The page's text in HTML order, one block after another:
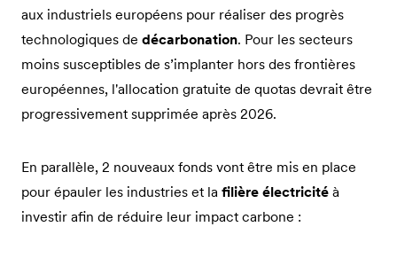
aux industriels européens pour réaliser des progrès
technologiques de décarbonation. Pour les secteurs
moins susceptibles de s’implanter hors des frontières
européennes, l'allocation gratuite de quotas devrait être
progressivement supprimée après 2026.
En parallèle, 2 nouveaux fonds vont être mis en place
pour épauler les industries et la filière électricité à
investir afin de réduire leur impact carbone :